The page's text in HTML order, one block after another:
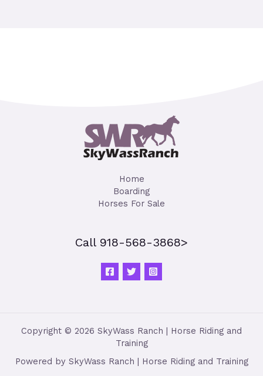
Home
Boarding
Horses For Sale
Call 918-568-3868>
Copyright © 2026 SkyWass Ranch | Horse Riding and
Training
Powered by SkyWass Ranch | Horse Riding and Training